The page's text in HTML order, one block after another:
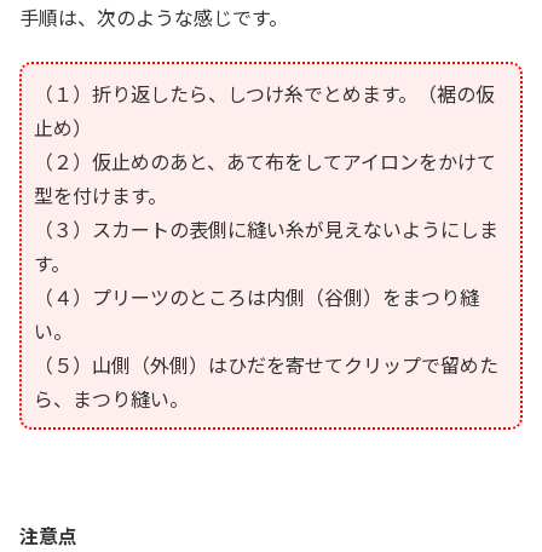
手順は、次のような感じです。
（１）折り返したら、しつけ糸でとめます。（裾の仮
止め）
（２）仮止めのあと、あて布をしてアイロンをかけて
型を付けます。
（３）スカートの表側に縫い糸が見えないようにしま
す。
（４）プリーツのところは内側（谷側）をまつり縫
い。
（５）山側（外側）はひだを寄せてクリップで留めた
ら、まつり縫い。
注意点